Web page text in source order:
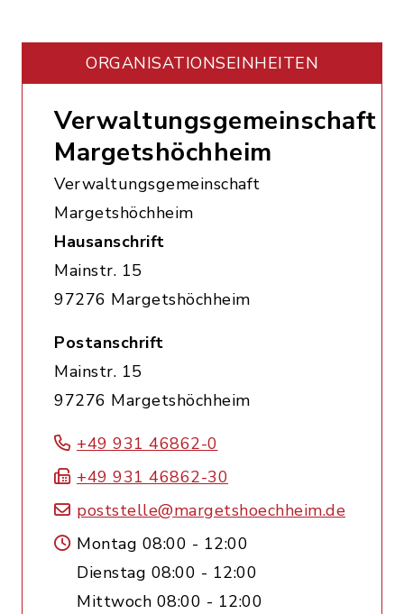
ORGANISATIONS­EINHEITEN
Verwaltungsgemeinschaft
Margetshöchheim
Verwaltungsgemeinschaft
Margetshöchheim
Hausanschrift
Mainstr. 15
97276 Margetshöchheim
Postanschrift
Mainstr. 15
97276 Margetshöchheim
+49 931 46862-0
+49 931 46862-30
poststelle@margetshoechheim.de
Montag 08:00 - 12:00
Dienstag 08:00 - 12:00
Mittwoch 08:00 - 12:00